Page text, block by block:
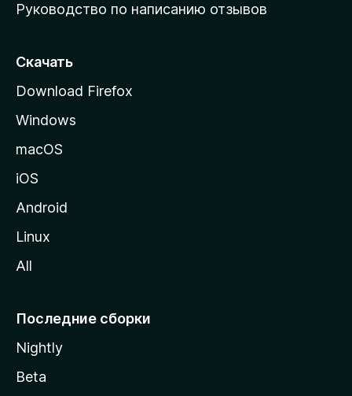
ю
т
а
н
у
M
i
l
Руководство по написанию отзывов
Скачать
Download Firefox
Windows
macOS
iOS
Android
Linux
All
Последние сборки
Nightly
Beta